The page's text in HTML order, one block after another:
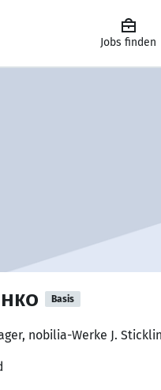
Jobs finden
Basis
nobilia-Werke J.